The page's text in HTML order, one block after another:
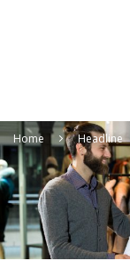
Home Headline